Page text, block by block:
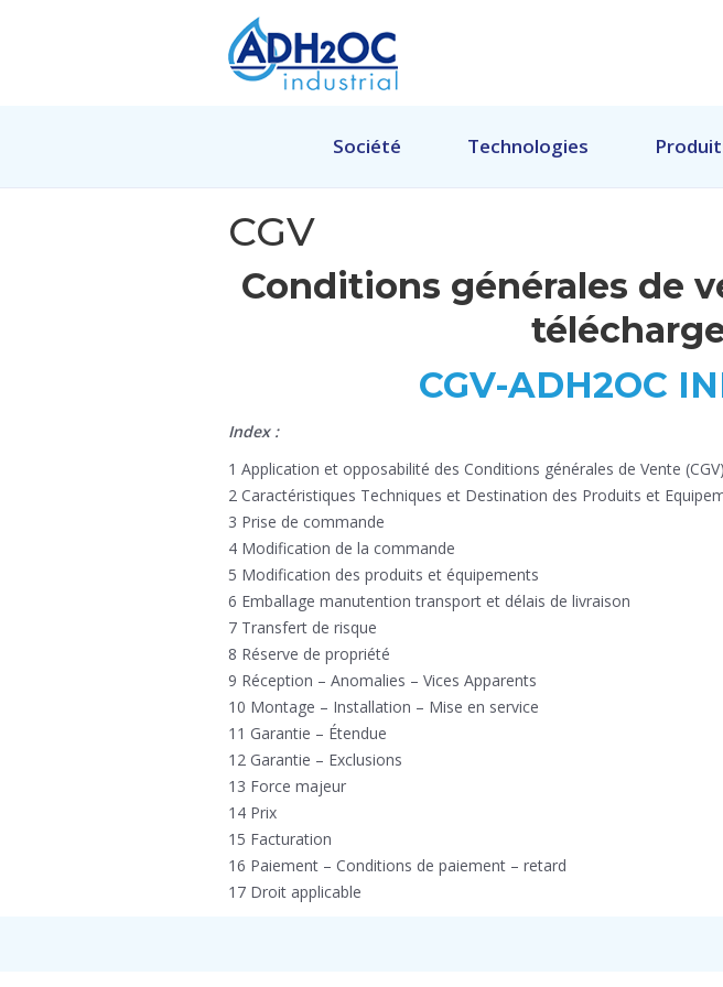
Société Technologies
CGV
Conditions générales de
CGV-ADH2OC
Index :
1 Application et opposabilité des Conditions générales de Vente (CGV)
2 Caractéristiques Techniques et Destination des Produits et
3 Prise de commande
4 Modification de la commande
5 Modification des produits et équipements
6 Emballage manutention transport et délais de livraison
7 Transfert de risque
8 Réserve de propriété
9 Réception – Anomalies – Vices Apparents
10 Montage – Installation – Mise en service
11 Garantie – Étendue
12 Garantie – Exclusions
13 Force majeur
14 Prix
15 Facturation
16 Paiement – Conditions de paiement – retard
17 Droit applicable